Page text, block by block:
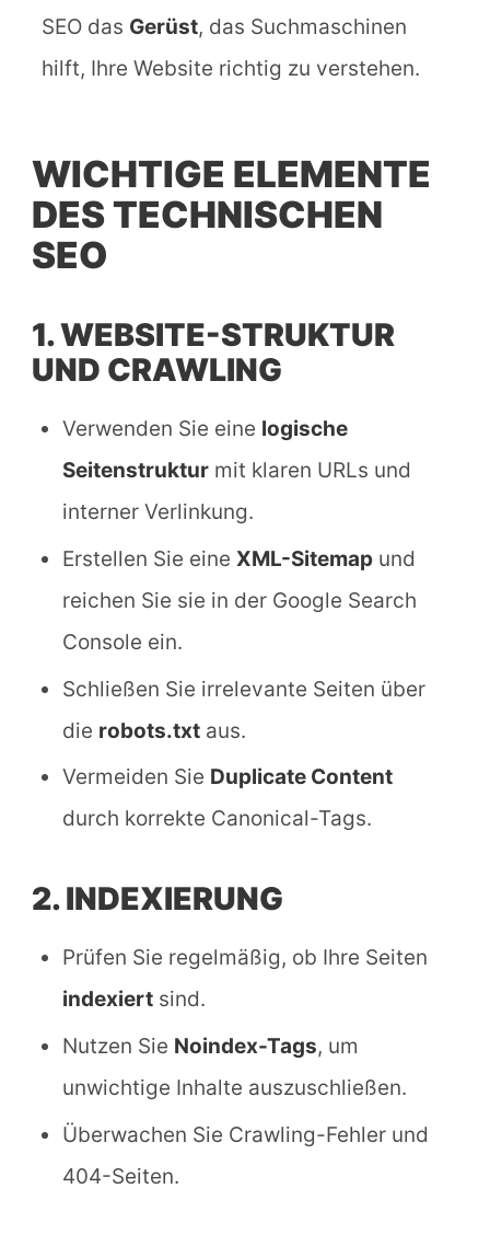
SEO das Gerüst, das Suchmaschinen
hilft, Ihre Website richtig zu verstehen.
WICHTIGE ELEMENTE
DES TECHNISCHEN
SEO
1. WEBSITE-STRUKTUR
UND CRAWLING
Verwenden Sie eine logische
Seitenstruktur mit klaren URLs und
interner Verlinkung.
Erstellen Sie eineXML-Sitemap und
reichen Sie sie in der Google Search
Console ein.
Schließen Sie irrelevante Seiten über
die robots.txt aus.
Vermeiden Sie Duplicate Content
durch korrekte Canonical-Tags.
2. INDEXIERUNG
Prüfen Sie regelmäßig, ob Ihre Seiten
indexiert sind.
Nutzen Sie Noindex-Tags, um
unwichtige Inhalte auszuschließen.
Überwachen Sie Crawling-Fehler und
404-Seiten.